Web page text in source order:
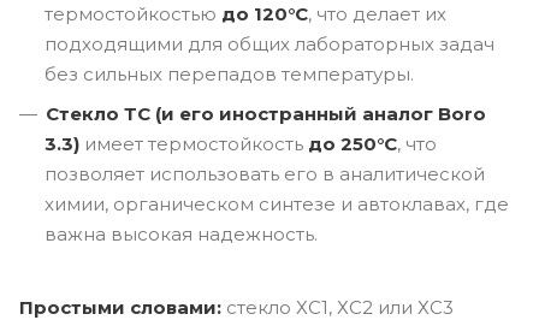
термостойкостью до 120°C, что делает их
подходящими для общих лабораторных задач
без сильных перепадов температуры.
Стекло ТС (и его иностранный аналог Boro
3.3) имеет термостойкость до 250°C, что
позволяет использовать его в аналитической
химии, органическом синтезе и автоклавах, где
важна высокая надежность.
Простыми словами: стекло ХС1, ХС2 или ХС3